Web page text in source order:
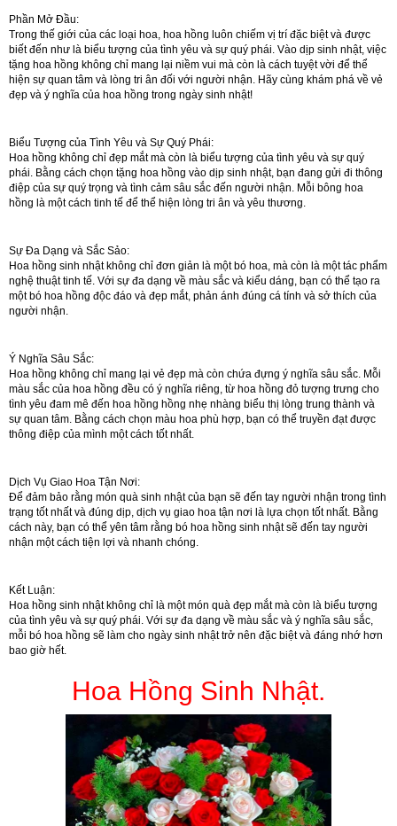
Phần Mở Đầu:
Trong thế giới của các loại hoa, hoa hồng luôn chiếm vị trí đặc biệt và được
biết đến như là biểu tượng của tình yêu và sự quý phái. Vào dịp sinh nhật, việc
tặng hoa hồng không chỉ mang lại niềm vui mà còn là cách tuyệt vời để thể
hiện sự quan tâm và lòng tri ân đối với người nhận. Hãy cùng khám phá về vẻ
đẹp và ý nghĩa của hoa hồng trong ngày sinh nhật!
Biểu Tượng của Tình Yêu và Sự Quý Phái:
Hoa hồng không chỉ đẹp mắt mà còn là biểu tượng của tình yêu và sự quý
phái. Bằng cách chọn tặng hoa hồng vào dịp sinh nhật, bạn đang gửi đi thông
điệp của sự quý trọng và tình cảm sâu sắc đến người nhận. Mỗi bông hoa
hồng là một cách tinh tế để thể hiện lòng tri ân và yêu thương.
Sự Đa Dạng và Sắc Sảo:
Hoa hồng sinh nhật không chỉ đơn giản là một bó hoa, mà còn là một tác phẩm
nghệ thuật tinh tế. Với sự đa dạng về màu sắc và kiểu dáng, bạn có thể tạo ra
một bó hoa hồng độc đáo và đẹp mắt, phản ánh đúng cá tính và sở thích của
người nhận.
Ý Nghĩa Sâu Sắc:
Hoa hồng không chỉ mang lại vẻ đẹp mà còn chứa đựng ý nghĩa sâu sắc. Mỗi
màu sắc của hoa hồng đều có ý nghĩa riêng, từ hoa hồng đỏ tượng trưng cho
tình yêu đam mê đến hoa hồng hồng nhẹ nhàng biểu thị lòng trung thành và
sự quan tâm. Bằng cách chọn màu hoa phù hợp, bạn có thể truyền đạt được
thông điệp của mình một cách tốt nhất.
Dịch Vụ Giao Hoa Tận Nơi:
Để đảm bảo rằng món quà sinh nhật của bạn sẽ đến tay người nhận trong tình
trạng tốt nhất và đúng dịp, dịch vụ giao hoa tận nơi là lựa chọn tốt nhất. Bằng
cách này, bạn có thể yên tâm rằng bó hoa hồng sinh nhật sẽ đến tay người
nhận một cách tiện lợi và nhanh chóng.
Kết Luận:
Hoa hồng sinh nhật không chỉ là một món quà đẹp mắt mà còn là biểu tượng
của tình yêu và sự quý phái. Với sự đa dạng về màu sắc và ý nghĩa sâu sắc,
mỗi bó hoa hồng sẽ làm cho ngày sinh nhật trở nên đặc biệt và đáng nhớ hơn
bao giờ hết.
Hoa Hồng Sinh Nhật.